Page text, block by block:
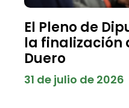
El Pleno de
la finalización
Duero
31 de julio de 2026